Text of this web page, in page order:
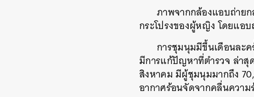
ภาพจากกล้องแอบถ่าย
กระโปรงของผู้หญิง โดยแอ
การชุมนุมมีขึ้นเดือนละ
มีการแก้ปัญหาที่ตำรวจ ล่าสุ
สิงหาคม มีผู้ชุมนุมมากถึง
อากาศร้อนจัดจากคลื่นควา